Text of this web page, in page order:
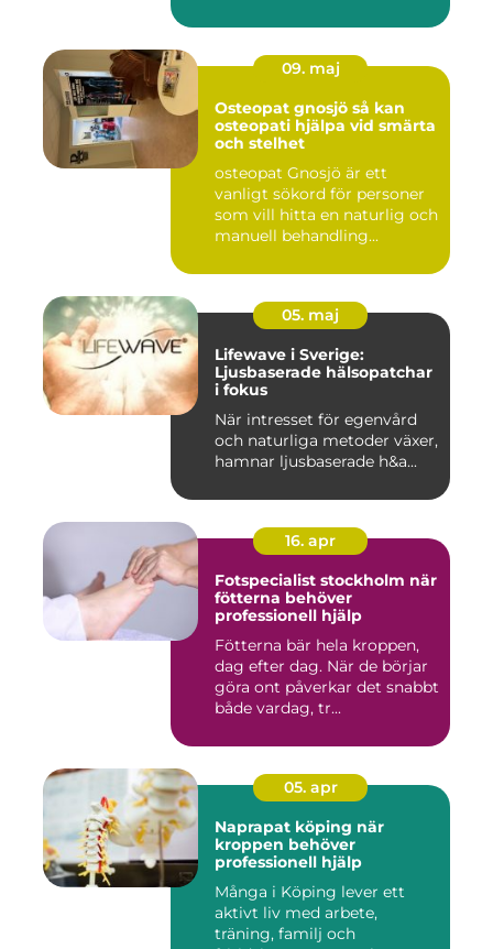
09. maj
Osteopat gnosjö så kan
osteopati hjälpa vid smärta
och stelhet
osteopat Gnosjö är ett
vanligt sökord för personer
som vill hitta en naturlig och
manuell behandling...
05. maj
Lifewave i Sverige:
Ljusbaserade hälsopatchar
i fokus
När intresset för egenvård
och naturliga metoder växer,
hamnar ljusbaserade h&a...
16. apr
Fotspecialist stockholm när
fötterna behöver
professionell hjälp
Fötterna bär hela kroppen,
dag efter dag. När de börjar
göra ont påverkar det snabbt
både vardag, tr...
05. apr
Naprapat köping när
kroppen behöver
professionell hjälp
Många i Köping lever ett
aktivt liv med arbete,
träning, familj och